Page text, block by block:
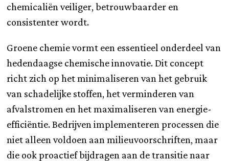
chemicaliën veiliger, betrouwbaarder en
consistenter wordt.
Groene chemie vormt een essentieel onderdeel van
hedendaagse chemische innovatie. Dit concept
richt zich op het minimaliseren van het gebruik
van schadelijke stoffen, het verminderen van
afvalstromen en het maximaliseren van energie-
efficiëntie. Bedrijven implementeren processen die
niet alleen voldoen aan milieuvoorschriften, maar
die ook proactief bijdragen aan de transitie naar